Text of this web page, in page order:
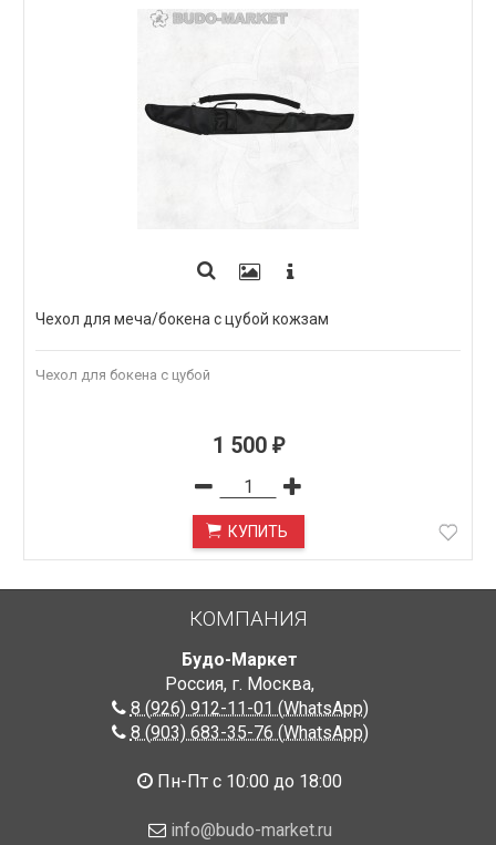
Чехол для меча/бокена с цубой кожзам
Чехол для бокена с цубой
1 500 ₽
КУПИТЬ
КОМПАНИЯ
Будо-Маркет
Россия, г. Москва,
8 (926) 912-11-01 (WhatsApp)
8 (903) 683-35-76 (WhatsApp)
Пн-Пт с 10:00 до 18:00
info@budo-market.ru